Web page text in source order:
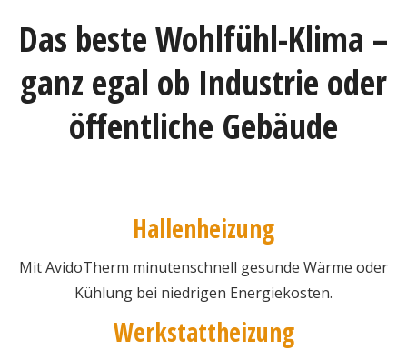
Das beste Wohlfühl-Klima –
ganz egal ob Industrie oder
öffentliche Gebäude
Hallenheizung
Mit AvidoTherm minutenschnell gesunde Wärme oder
Kühlung bei niedrigen Energiekosten.
Werkstattheizung